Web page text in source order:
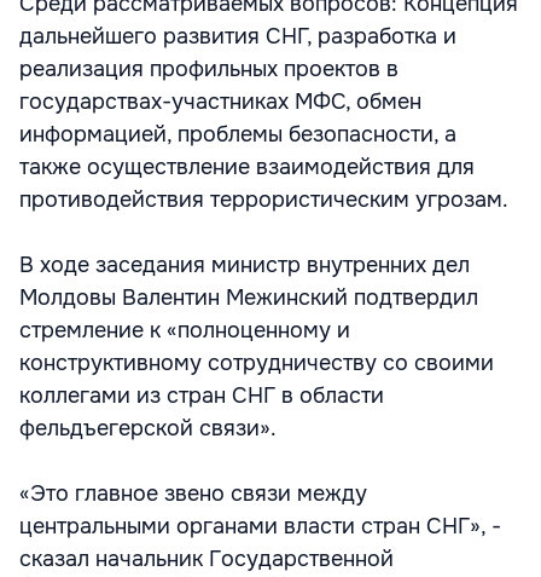
дальнейшего развития СНГ, разработка и
реализация профильных проектов в
государствах-участниках МФС, обмен
информацией, проблемы безопасности, а
также осуществление взаимодействия для
противодействия террористическим угрозам.
В ходе заседания министр внутренних дел
Молдовы Валентин Межинский подтвердил
стремление к «полноценному и
конструктивному сотрудничеству со своими
коллегами из стран СНГ в области
фельдъегерской связи».
«Это главное звено связи между
центральными органами власти стран СНГ», -
сказал начальник Государственной